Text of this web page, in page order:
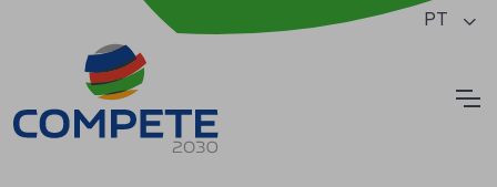
Saltar para o conteúdo principal da página PT